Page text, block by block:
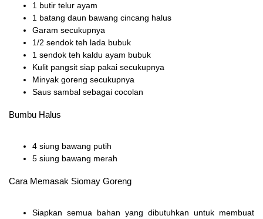
1 butir telur ayam
1 batang daun bawang cincang halus
Garam secukupnya
1/2 sendok teh lada bubuk
1 sendok teh kaldu ayam bubuk
Kulit pangsit siap pakai secukupnya
Minyak goreng secukupnya
Saus sambal sebagai cocolan
Bumbu Halus
4 siung bawang putih
5 siung bawang merah
Cara Memasak Siomay Goreng
Siapkan semua bahan yang dibutuhkan untuk membuat